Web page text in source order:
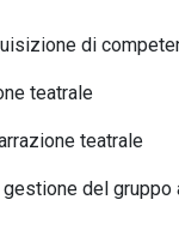
di
teatrale
teatrale
del